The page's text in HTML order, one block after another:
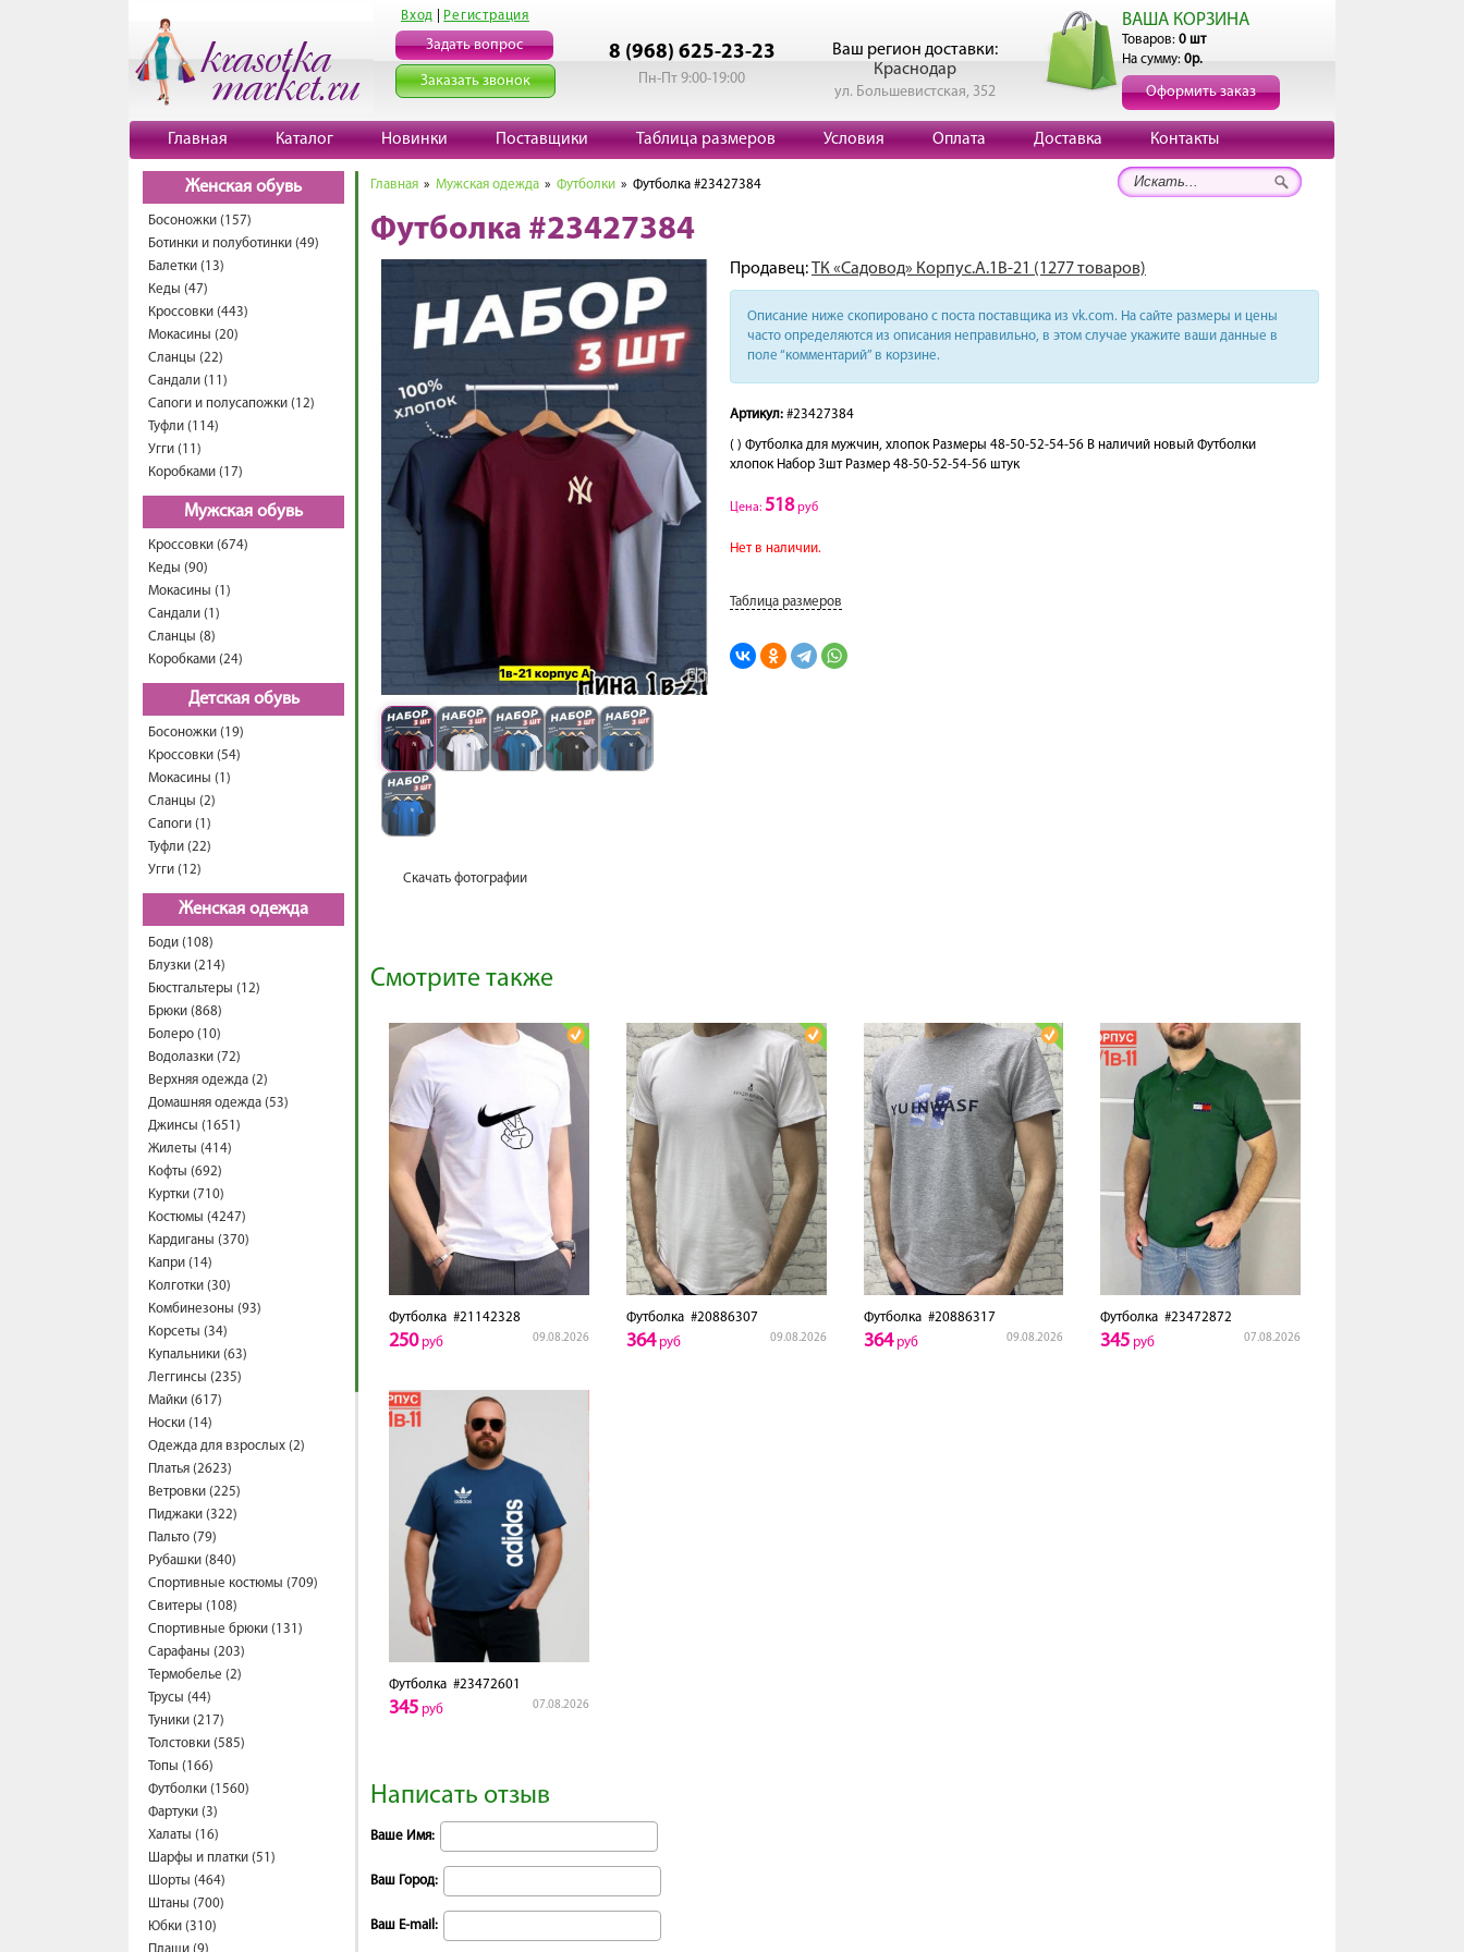
Вход Регистрация
Задать вопрос
Заказать звонок
8 (968) 625-23-23
Пн-Пт 9:00-19:00
Ваш регион доставки:
Краснодар
ул. Большевистская, 352
ВАША КОРЗИНА
Товаров: 0 шт
На сумму: 0р.
Оформить заказ
Главная Каталог Новинки Поставщики Таблица размеров Условия Оплата Доставка Контакты
Женская обувь
Босоножки (157)
Ботинки и полуботинки (49)
Балетки (13)
Кеды (47)
Кроссовки (443)
Мокасины (20)
Сланцы (22)
Сандали (11)
Сапоги и полусапожки (12)
Туфли (114)
Угги (11)
Коробками (17)
Мужская обувь
Кроссовки (674)
Кеды (90)
Мокасины (1)
Сандали (1)
Сланцы (8)
Коробками (24)
Детская обувь
Босоножки (19)
Кроссовки (54)
Мокасины (1)
Сланцы (2)
Сапоги (1)
Туфли (22)
Угги (12)
Женская одежда
Боди (108)
Блузки (214)
Бюстгальтеры (12)
Брюки (868)
Болеро (10)
Водолазки (72)
Верхняя одежда (2)
Домашняя одежда (53)
Джинсы (1651)
Жилеты (414)
Кофты (692)
Куртки (710)
Костюмы (4247)
Кардиганы (370)
Капри (14)
Колготки (30)
Комбинезоны (93)
Корсеты (34)
Купальники (63)
Леггинсы (235)
Майки (617)
Носки (14)
Одежда для взрослых (2)
Платья (2623)
Ветровки (225)
Пиджаки (322)
Пальто (79)
Рубашки (840)
Спортивные костюмы (709)
Свитеры (108)
Спортивные брюки (131)
Сарафаны (203)
Термобелье (2)
Трусы (44)
Туники (217)
Толстовки (585)
Топы (166)
Футболки (1560)
Фартуки (3)
Халаты (16)
Шарфы и платки (51)
Шорты (464)
Штаны (700)
Юбки (310)
Главная » Мужская одежда » Футболки » Футболка #23427384
Футболка #23427384
Скачать фотографии
Продавец:ТК «Садовод» Корпус.А.1В-21 (1277 товаров)
Описание ниже скопировано с поста поставщика из vk.com. На сайте размеры и цены
часто определяются из описания неправильно, в этом случае укажите ваши данные в
поле “комментарий” в корзине.
Артикул: #23427384
( ) Футболка для мужчин, хлопок Размеры 48-50-52-54-56 В наличий новый Футболки
хлопок Набор 3шт Размер 48-50-52-54-56 штук
Цена: 518руб
Нет в наличии.
Таблица размеров
Смотрите также
Футболка #21142328
09.08.2026
250руб
Футболка#20886307
09.08.2026
364руб
Футболка#20886317
09.08.2026
364руб
Футболка #23472872
07.08.2026
345 руб
Футболка #23472601
07.08.2026
345 руб
Написать отзыв
Ваше Имя:
Ваш Город:
Ваш E-mail: